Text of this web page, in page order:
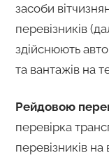
засоби
перевізників
здійснюють
та вантажів на
Рейдовою
перевірка
перевізників на